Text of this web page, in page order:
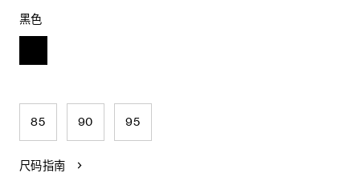
黑色
85 90 95
尺码指南